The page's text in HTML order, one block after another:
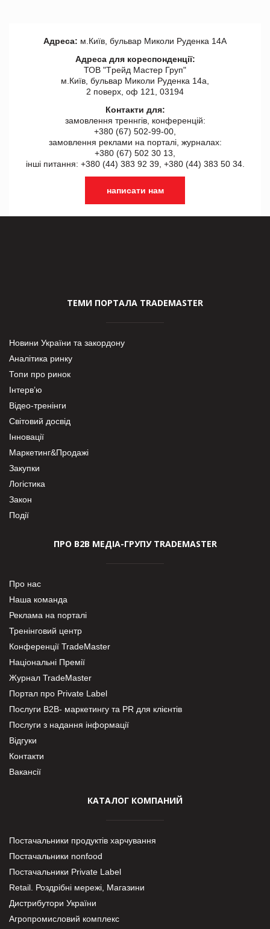
Адреса: м.Київ, бульвар Миколи Руденка 14А
Адреса для кореспонденції:
ТОВ "Tрейд Мастер Груп"
м.Київ, бульвар Миколи Руденка 14а,
2 поверх, оф 121, 03194
Контакти для:
замовлення треннгів, конференцій:
+380 (67) 502-99-00,
замовлення реклами на порталі, журналах:
+380 (67) 502 30 13,
інші питання: +380 (44) 383 92 39, +380 (44) 383 50 34.
написати нам
ТЕМИ ПОРТАЛА TRADEMASTER
Новини України та закордону
Аналітика ринку
Топи про ринок
Інтерв’ю
Відео-тренінги
Світовий досвід
Інновації
Маркетинг&Продажі
Закупки
Логістика
Закон
Події
ПРО В2В МЕДІА-ГРУПУ TRADEMASTER
Про нас
Наша команда
Реклама на порталі
Тренінговий центр
Конференції TradeMaster
Національні Премії
Журнал TradeMaster
Портал про Private Label
Послуги В2В- маркетингу та PR для клієнтів
Послуги з надання інформації
Відгуки
Контакти
Вакансії
КАТАЛОГ КОМПАНИЙ
Постачальники продуктів харчування
Постачальники nonfood
Постачальники Private Label
Retail. Роздрібні мережі, Магазини
Дистрибутори України
Агропромисловий комплекс